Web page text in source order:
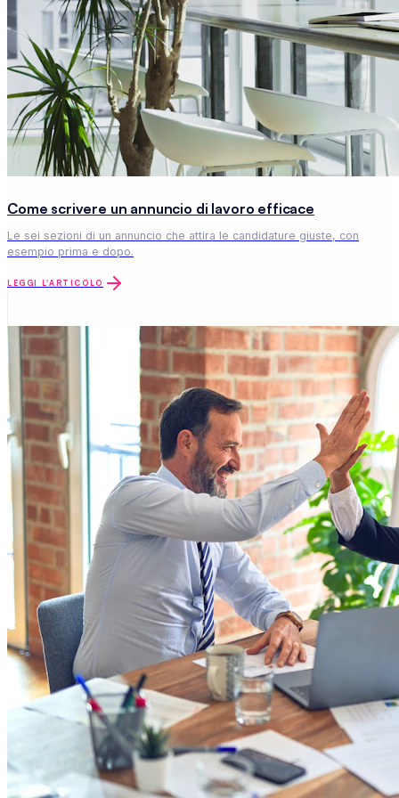
Come scrivere un annuncio di lavoro efficace
Le sei sezioni di un annuncio che attira le candidature giuste, con
esempio prima e dopo.
LEGGI L'ARTICOLO